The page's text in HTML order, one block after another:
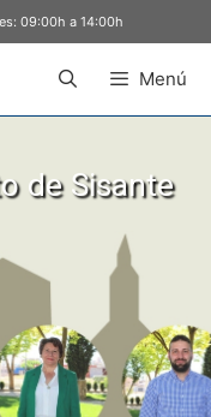
09:00h a 14:00h
Menú
de Sisante